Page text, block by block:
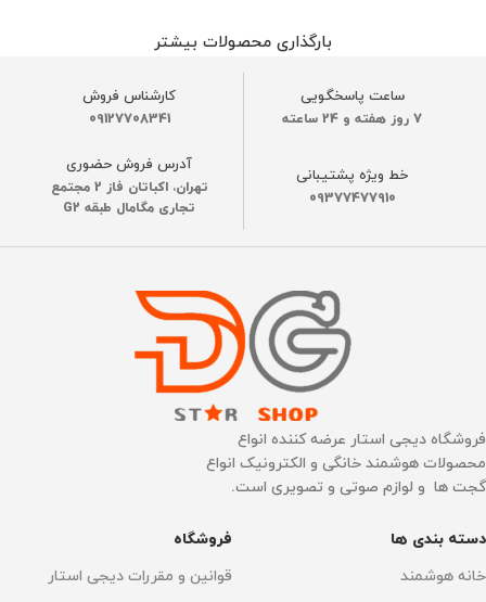
بارگذاری محصولات بیشتر
ساعت پاسخگویی
7 روز هفته و 24 ساعته
کارشناس فروش
09127708341
خط ویژه پشتیبانی
09377477910
آدرس فروش حضوری
تهران، اکباتان فاز 2 مجتمع
تجاری مگامال طبقه G2
فروشگاه دیجی استار عرضه کننده انواع
محصولات هوشمند خانگی و الکترونیک انواع
گجت ها و لوازم صوتی و تصویری است.
دسته بندی ها
خانه هوشمند
فروشگاه
قوانین و مقررات دیجی استار